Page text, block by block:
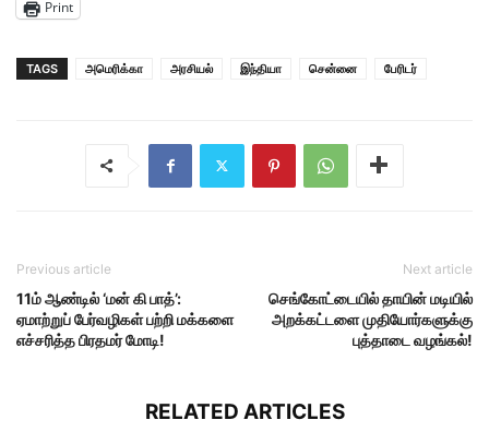
Print
TAGS அமெரிக்கா அரசியல் இந்தியா சென்னை பேரிடர்
Previous article
11ம் ஆண்டில் ‘மன் கி பாத்’:
ஏமாற்றுப் பேர்வழிகள் பற்றி மக்களை
எச்சரித்த பிரதமர் மோடி!
Next article
செங்கோட்டையில் தாயின் மடியில்
அறக்கட்டளை முதியோர்களுக்கு
புத்தாடை வழங்கல்!
RELATED ARTICLES